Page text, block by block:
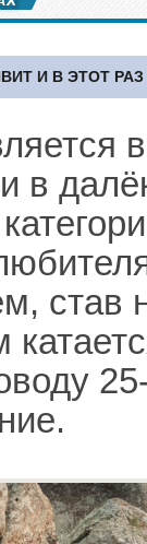
И В ЭТОТ РАЗ
в
став